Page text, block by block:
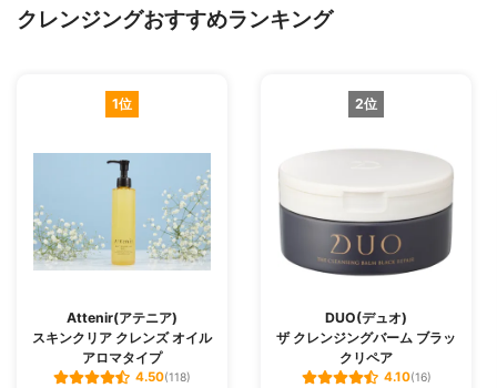
クレンジングおすすめランキング
1位
Attenir(アテニア)
スキンクリア クレンズ オイル
アロマタイプ
4.50(118)
2位
DUO(デュオ)
ザ クレンジングバーム ブラッ
クリペア
4.10(16)